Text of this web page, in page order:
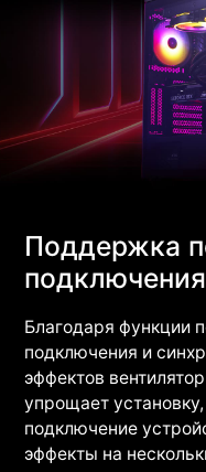
Поддержка
подключения
Благодаря функции
подключения и
эффектов
упрощает
подключение
эффекты на